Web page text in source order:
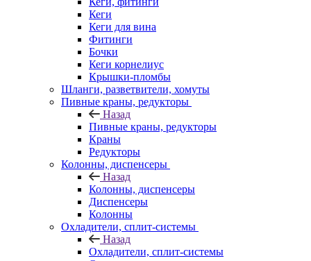
Кеги
Кеги для вина
Фитинги
Бочки
Кеги корнелиус
Крышки-пломбы
Шланги, разветвители, хомуты
Пивные краны, редукторы
Назад
Пивные краны, редукторы
Краны
Редукторы
Колонны, диспенсеры
Назад
Колонны, диспенсеры
Диспенсеры
Колонны
Охладители, сплит-системы
Назад
Охладители, сплит-системы